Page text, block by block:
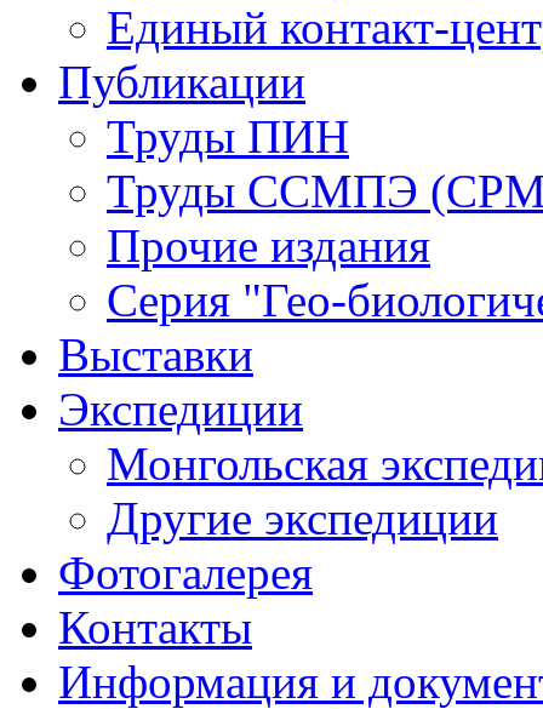
Единый контакт-
Публикации
Труды ПИН
Труды ССМПЭ
Прочие издания
Серия "Гео-
Выставки
Экспедиции
Монгольская
Другие экспедиции
Фотогалерея
Контакты
Информация и